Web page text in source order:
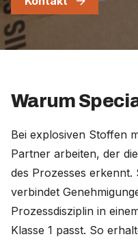
Warum
Bei explosiven Stoffen
Partner arbeiten, der
des Prozesses erkennt.
verbindet
Prozessdisziplin in
Klasse 1 passt. So